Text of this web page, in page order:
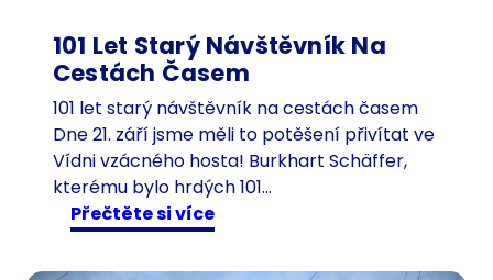
101 Let Starý Návštěvník Na
Cestách Časem
101 let starý návštěvník na cestách časem
Dne 21. září jsme měli to potěšení přivítat ve
Vídni vzácného hosta! Burkhart Schäffer,
kterému bylo hrdých 101…
Přečtěte si více:
1
0